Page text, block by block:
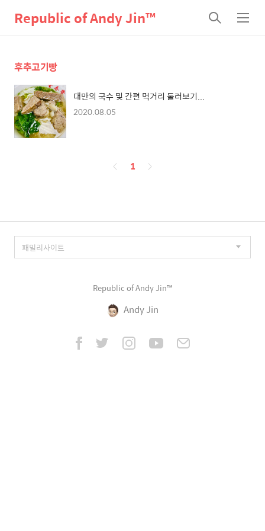
Republic of Andy Jin™
검
색
메
뉴
후추고기빵
대만의 국수 및 간편 먹거리 둘러보기...
2020.08.05
페
1
Republic of Andy Jin™
Andy Jin